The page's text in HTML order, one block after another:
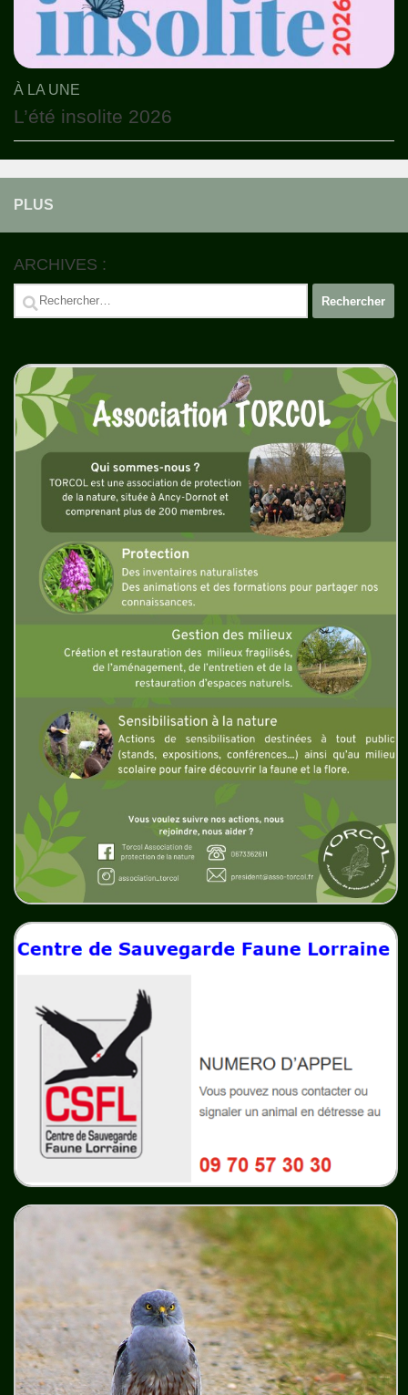
À LA UNE
L’été insolite 2026
PLUS
ARCHIVES :
Rechercher :